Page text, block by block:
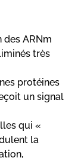
ARNm
très
protéines
un signal
qui «
la